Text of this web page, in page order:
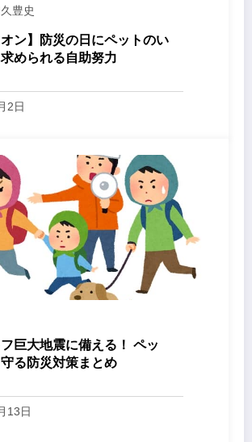
豊史
オン】防災の日にペットのい
められる自助努力
2日
巨大地震に備える！ ペッ
守る防災対策まとめ
13日